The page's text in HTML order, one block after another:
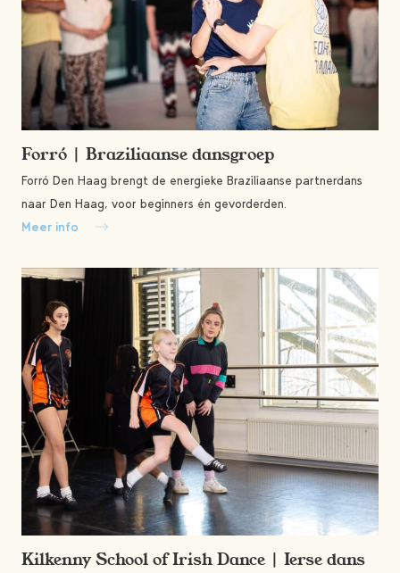
Forró | Braziliaanse dansgroep
Forró Den Haag brengt de energieke Braziliaanse partnerdans
naar Den Haag, voor beginners én gevorderden.
Meer info
Kilkenny School of Irish Dance | Ierse dans